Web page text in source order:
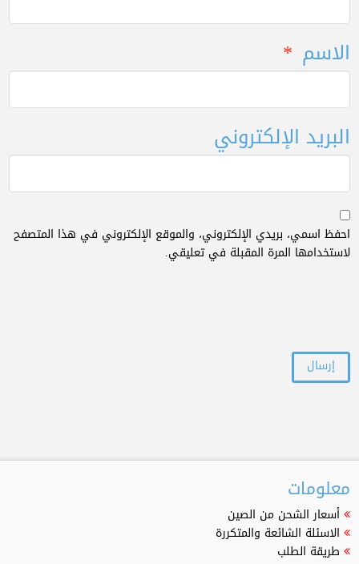
الاسم *
البريد الإلكتروني
احفظ اسمي، بريدي الإلكتروني، والموقع الإلكتروني في هذا المتصفح
لاستخدامها المرة المقبلة في تعليقي.
معلومات
أسعار الشحن من الصين
الاسئلة الشائعة والمتكررة
طريقة الطلب